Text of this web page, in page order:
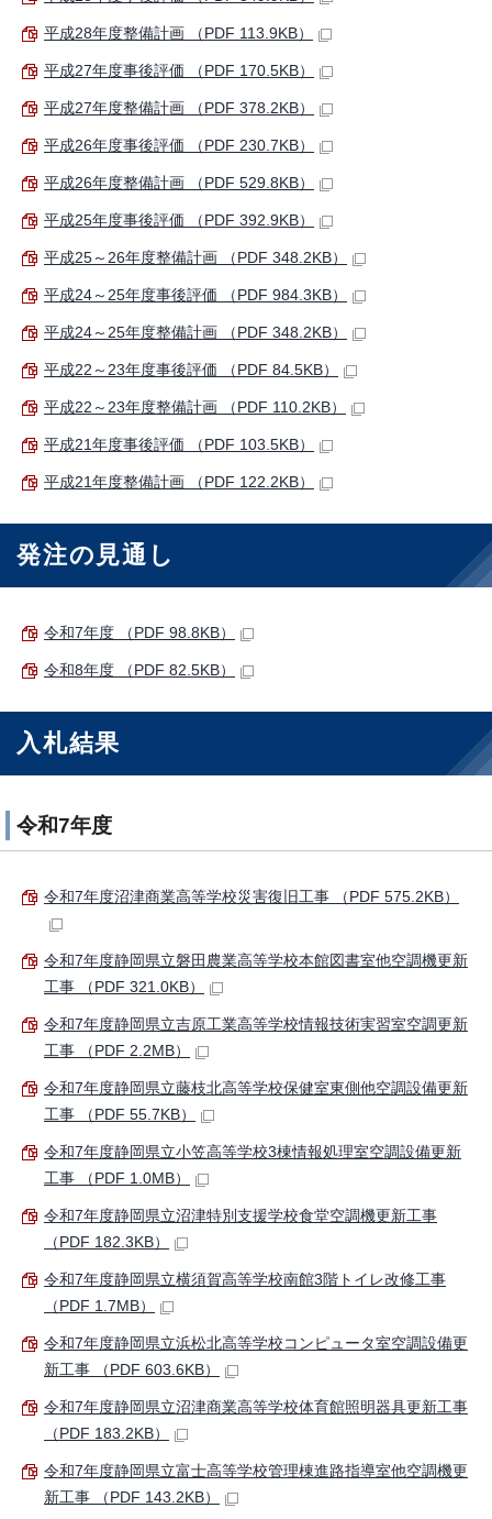
平成28年度整備計画 （PDF 113.9KB）
平成27年度事後評価 （PDF 170.5KB）
平成27年度整備計画 （PDF 378.2KB）
平成26年度事後評価 （PDF 230.7KB）
平成26年度整備計画 （PDF 529.8KB）
平成25年度事後評価 （PDF 392.9KB）
平成25～26年度整備計画 （PDF 348.2KB）
平成24～25年度事後評価 （PDF 984.3KB）
平成24～25年度整備計画 （PDF 348.2KB）
平成22～23年度事後評価 （PDF 84.5KB）
平成22～23年度整備計画 （PDF 110.2KB）
平成21年度事後評価 （PDF 103.5KB）
平成21年度整備計画 （PDF 122.2KB）
発注の見通し
令和7年度 （PDF 98.8KB）
令和8年度 （PDF 82.5KB）
入札結果
令和7年度
令和7年度沼津商業高等学校災害復旧工事 （PDF 575.2KB）
令和7年度静岡県立磐田農業高等学校本館図書室他空調機更新
工事 （PDF 321.0KB）
令和7年度静岡県立吉原工業高等学校情報技術実習室空調更新
工事 （PDF 2.2MB）
令和7年度静岡県立藤枝北高等学校保健室東側他空調設備更新
工事 （PDF 55.7KB）
令和7年度静岡県立小笠高等学校3棟情報処理室空調設備更新
工事 （PDF 1.0MB）
令和7年度静岡県立沼津特別支援学校食堂空調機更新工事
（PDF 182.3KB）
令和7年度静岡県立横須賀高等学校南館3階トイレ改修工事
（PDF 1.7MB）
令和7年度静岡県立浜松北高等学校コンピュータ室空調設備更
新工事 （PDF 603.6KB）
令和7年度静岡県立沼津商業高等学校体育館照明器具更新工事
（PDF 183.2KB）
令和7年度静岡県立富士高等学校管理棟進路指導室他空調機更
新工事 （PDF 143.2KB）